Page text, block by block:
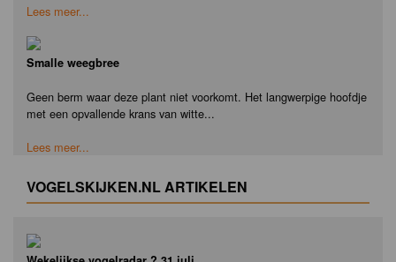
Lees meer...
Smalle weegbree
Geen berm waar deze plant niet voorkomt. Het langwerpige hoofdje
met een opvallende krans van witte...
Lees meer...
VOGELSKIJKEN.NL ARTIKELEN